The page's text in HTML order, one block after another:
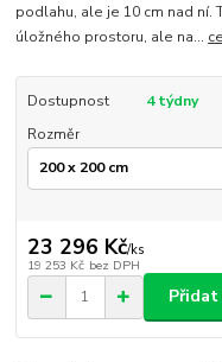
podlahu, ale je 10 cm nad ní.
úložného prostoru, ale na...
Dostupnost
4 týdny
Rozměr
23 296 Kč/ks
19 253 Kč bez DPH